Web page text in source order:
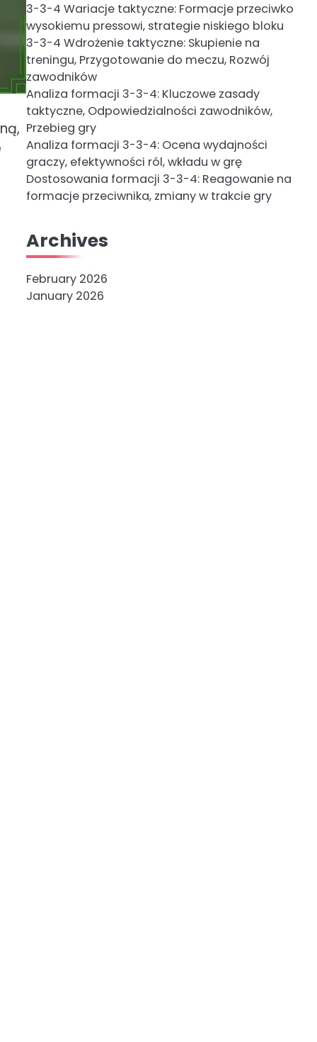
3-3-4 Wariacje taktyczne: Formacje przeciwko
wysokiemu pressowi, strategie niskiego bloku
3-3-4 Wdrożenie taktyczne: Skupienie na
treningu, Przygotowanie do meczu, Rozwój
zawodników
Analiza formacji 3-3-4: Kluczowe zasady
taktyczne, Odpowiedzialności zawodników,
Przebieg gry
Analiza formacji 3-3-4: Ocena wydajności
graczy, efektywności ról, wkładu w grę
Dostosowania formacji 3-3-4: Reagowanie na
formacje przeciwnika, zmiany w trakcie gry
Archives
February 2026
January 2026